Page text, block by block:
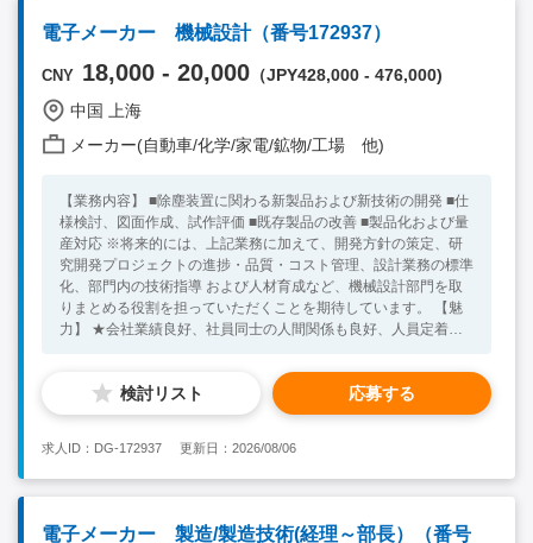
電子メーカー 機械設計（番号172937）
CNY 18,000 - 20,000 （JPY428,000 - 476,000)
中国 上海
メーカー(自動車/化学/家電/鉱物/工場 他)
【業務内容】 ■除塵装置に関わる新製品および新技術の開発 ■仕
様検討、図面作成、試作評価 ■既存製品の改善 ■製品化および量
産対応 ※将来的には、上記業務に加えて、開発方針の策定、研
究開発プロジェクトの進捗・品質・コスト管理、設計業務の標準
化、部門内の技術指導 および人材育成など、機械設計部門を取
りまとめる役割を担っていただくことを期待しています。 【魅
力】 ★会社業績良好、社員同士の人間関係も良好、人員定着率
境！ ★過去現地採用より総経理までなったケースもあり、頑張
り次第で評価をする会社！ ★チームワークでの実績・取り組
み・結果を重視している！ ★様々な業界において、永遠のテー
件】 ■大卒 ■中国語一般会話レベル ■PCB、FPD、リチウム電
池、金属箔、光学フィルムなどの機械設備設計経験者 【求める
人物像】 ■機械設計の実務経験がある方 ■将来的にマネジメント
を担える方 ■主体性・責任感がある方 ★30代～40代の方が活躍
検討リスト 応募する
求人ID：DG-172937 更新日：2026/08/06
電子メーカー 製造/製造技術(経理～部長）（番号